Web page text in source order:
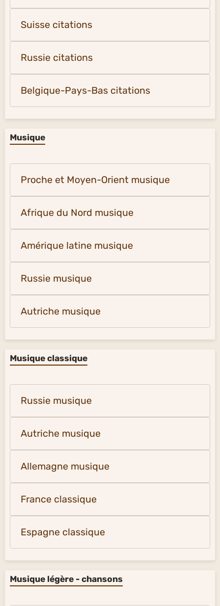
Suisse citations
Russie citations
Belgique-Pays-Bas citations
Musique
Proche et Moyen-Orient musique
Afrique du Nord musique
Amérique latine musique
Russie musique
Autriche musique
Musique classique
Russie musique
Autriche musique
Allemagne musique
France classique
Espagne classique
Musique légère - chansons